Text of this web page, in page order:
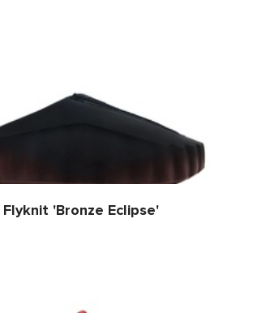
'Bronze Eclipse'